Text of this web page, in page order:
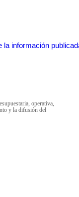
la información
operativa,
y la difusión del